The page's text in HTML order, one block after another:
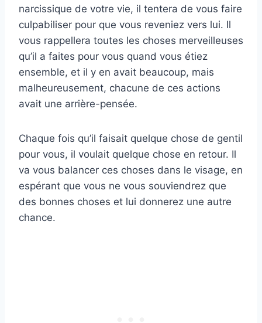
narcissique de votre vie, il tentera de vous faire
culpabiliser pour que vous reveniez vers lui. Il
vous rappellera toutes les choses merveilleuses
qu’il a faites pour vous quand vous étiez
ensemble, et il y en avait beaucoup, mais
malheureusement, chacune de ces actions
avait une arrière-pensée.
Chaque fois qu’il faisait quelque chose de gentil
pour vous, il voulait quelque chose en retour. Il
va vous balancer ces choses dans le visage, en
espérant que vous ne vous souviendrez que
des bonnes choses et lui donnerez une autre
chance.